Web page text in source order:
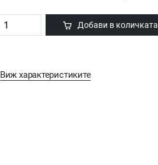
Добави в количката
Виж характеристиките